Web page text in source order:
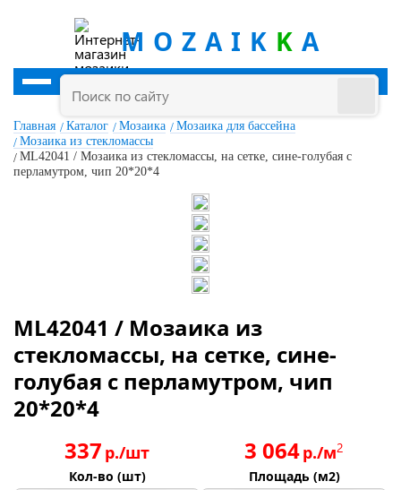
MOZAIK K A
Главная Каталог Мозаика
Мозаика для бассейна
Мозаика из стекломассы
ML42041 / Мозаика из стекломассы, на сетке, сине-голубая с
перламутром, чип 20*20*4
ML42041 / Мозаика из
стекломассы, на сетке, сине-
голубая с перламутром, чип
20*20*4
337 р./шт
Кол-во (шт)
3 064р./м2
Площадь (м2)